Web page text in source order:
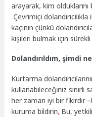
arayarak, kim olduklarını
Çevrimiçi
kaçının çünkü
kişileri bulmak için
Dolandırıldım, şimdi
Kurtarma
kullanabileceğiniz sınırlı
her zaman iyi bir fikirdir
kuruma bildirin. Bu,